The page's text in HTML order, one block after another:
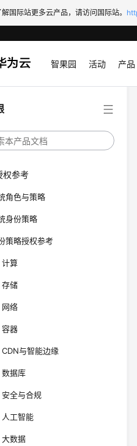
国际站更多云产品，请访问国际站。
智果园 活动 产品
权参考
角色与策略
身份策略
策略授权参考
计算
存储
网络
容器
CDN与智能边缘
数据库
安全与合规
人工智能
大数据